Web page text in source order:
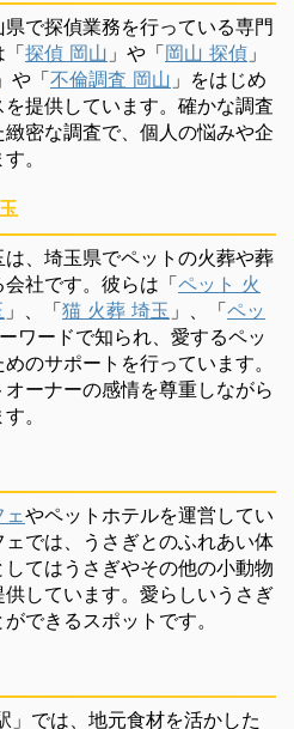
で探偵業務を行っている専門
「探偵 岡山 」や「岡山 探偵 」
」や「不倫調査 岡山 」をはじめ
提供しています。確かな調査
密な調査で、個人の悩みや企
。
、埼玉県でペットの火葬や葬
社です。彼らは「ペット 火
」、「猫 火葬 埼玉 」、「ペッ
ワードで知られ、愛するペッ
のサポートを行っています。
ーナーの感情を尊重しながら
。
やペットホテルを運営してい
では、うさぎとのふれあい体
てはうさぎやその他の小動物
しています。愛らしいうさぎ
できるスポットです。
」では、地元食材を活かした